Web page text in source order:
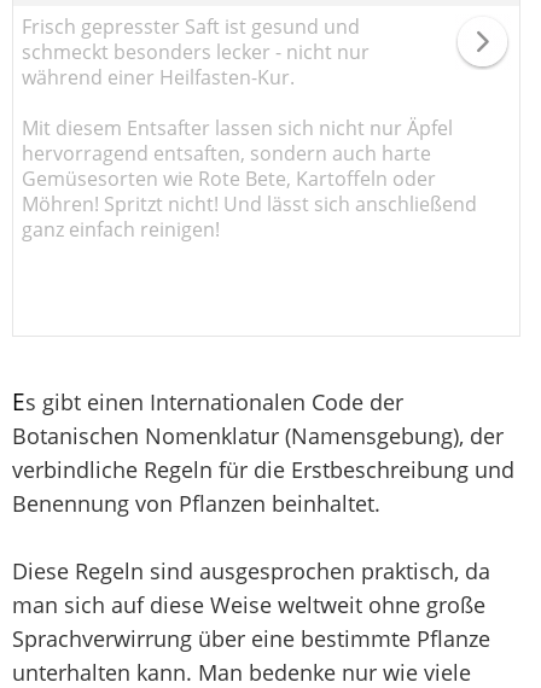
Frisch gepresster Saft ist gesund und
schmeckt besonders lecker - nicht nur
während einer Heilfasten-Kur.
Mit diesem Entsafter lassen sich nicht nur Äpfel
hervorragend entsaften, sondern auch harte
Gemüsesorten wie Rote Bete, Kartoffeln oder
Möhren! Spritzt nicht! Und lässt sich anschließend
ganz einfach reinigen!
Es gibt einen Internationalen Code der
Botanischen Nomenklatur (Namensgebung), der
verbindliche Regeln für die Erstbeschreibung und
Benennung von Pflanzen beinhaltet.
Diese Regeln sind ausgesprochen praktisch, da
man sich auf diese Weise weltweit ohne große
Sprachverwirrung über eine bestimmte Pflanze
unterhalten kann. Man bedenke nur wie viele